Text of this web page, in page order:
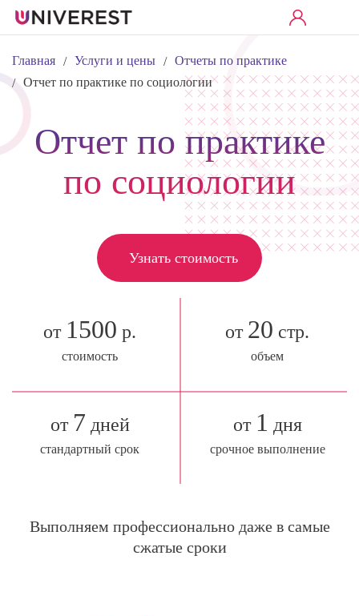
Главная / Услуги и цены / Отчеты по практике
/ Отчет по практике по социологии
Отчет по практике
по социологии
Узнать стоимость
от 1500 р.
стоимость
от 20 стр.
объем
от 7 дней
стандартный срок
от 1 дня
срочное выполнение
Выполняем профессионально даже в самые
сжатые сроки